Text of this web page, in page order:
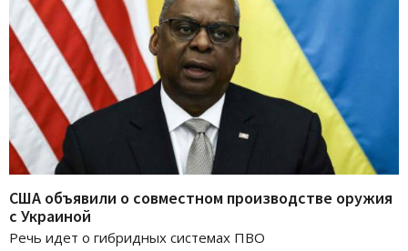
США объявили о совместном производстве оружия
с Украиной
Речь идет о гибридных системах ПВО